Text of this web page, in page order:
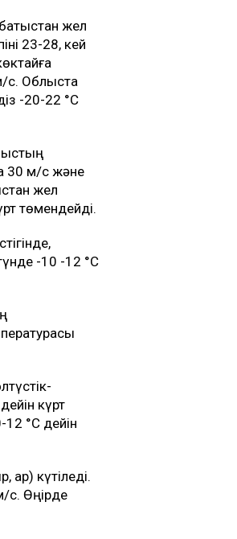
жел
23-28, кей
с. Облыста
-20-22 °C
30 м/с және
жел
төмендейді.
-10 -12 °C
күрт
°C дейін
күтіледі.
с. Өңірде